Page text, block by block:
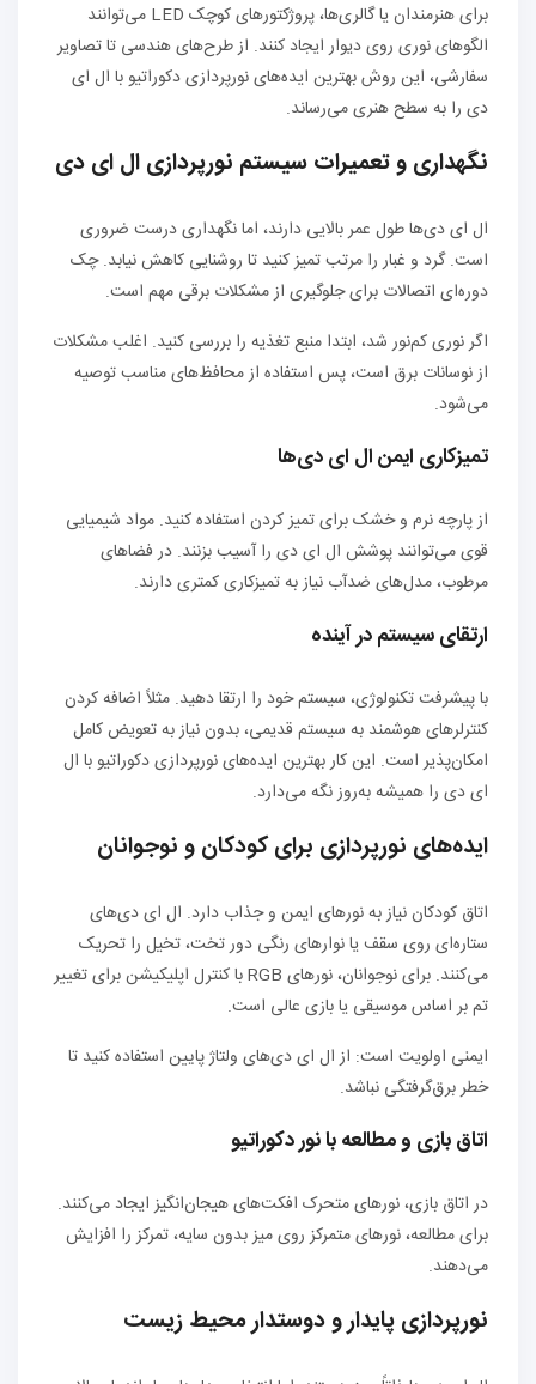
برای هنرمندان یا گالری‌ها، پروژکتورهای کوچک LED می‌توانند
الگوهای نوری روی دیوار ایجاد کنند. از طرح‌های هندسی تا تصاویر
سفارشی، این روش بهترین ایده‌های نورپردازی دکوراتیو با ال ای
دی را به سطح هنری می‌رساند.
نگهداری و تعمیرات سیستم نورپردازی ال ای دی
ال ای دی‌ها طول عمر بالایی دارند، اما نگهداری درست ضروری
است. گرد و غبار را مرتب تمیز کنید تا روشنایی کاهش نیابد. چک
دوره‌ای اتصالات برای جلوگیری از مشکلات برقی مهم است.
اگر نوری کم‌نور شد، ابتدا منبع تغذیه را بررسی کنید. اغلب مشکلات
از نوسانات برق است، پس استفاده از محافظ‌های مناسب توصیه
می‌شود.
تمیزکاری ایمن ال ای دی‌ها
از پارچه نرم و خشک برای تمیز کردن استفاده کنید. مواد شیمیایی
قوی می‌توانند پوشش ال ای دی را آسیب بزنند. در فضاهای
مرطوب، مدل‌های ضدآب نیاز به تمیزکاری کمتری دارند.
ارتقای سیستم در آینده
با پیشرفت تکنولوژی، سیستم خود را ارتقا دهید. مثلاً اضافه کردن
کنترلرهای هوشمند به سیستم قدیمی، بدون نیاز به تعویض کامل
امکان‌پذیر است. این کار بهترین ایده‌های نورپردازی دکوراتیو با ال
ای دی را همیشه به‌روز نگه می‌دارد.
ایده‌های نورپردازی برای کودکان و نوجوانان
اتاق کودکان نیاز به نورهای ایمن و جذاب دارد. ال ای دی‌های
ستاره‌ای روی سقف یا نوارهای رنگی دور تخت، تخیل را تحریک
می‌کنند. برای نوجوانان، نورهای RGB با کنترل اپلیکیشن برای تغییر
تم بر اساس موسیقی یا بازی عالی است.
ایمنی اولویت است: از ال ای دی‌های ولتاژ پایین استفاده کنید تا
خطر برق‌گرفتگی نباشد.
اتاق بازی و مطالعه با نور دکوراتیو
در اتاق بازی، نورهای متحرک افکت‌های هیجان‌انگیز ایجاد می‌کنند.
برای مطالعه، نورهای متمرکز روی میز بدون سایه، تمرکز را افزایش
می‌دهند.
نورپردازی پایدار و دوستدار محیط زیست